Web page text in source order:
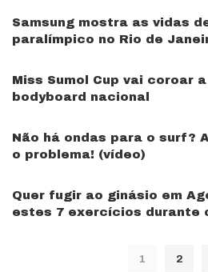
Samsung mostra as vidas
paralímpico no Rio de
Miss Sumol Cup vai coroar
bodyboard nacional
Não há ondas para o surf?
o problema! (vídeo)
Quer fugir ao ginásio em
estes 7 exercícios durante
1 2